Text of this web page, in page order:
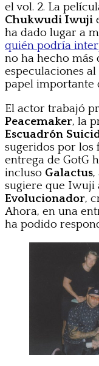
el vol. 2. La
Chukwudi Iwuji
ha dado lugar a
quién podría
no ha hecho más
especulaciones
papel importante
El actor trabajó
Peacemaker, la
Escuadrón
sugeridos por los
entrega de GotG
incluso Galactus,
sugiere que Iwuji
Evolucionador,
Ahora, en una
ha podido